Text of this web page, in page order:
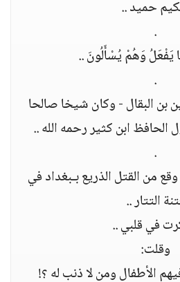
حميد ..
.
يَفْعَلُ وَهُمْ يُسْأَلُونَ ..
.
بن البقال - وكان شيخا صالحا
الحافظ ابن كثير رحمه الله ..
.
من القتل الذريع بـبغداد في
التتار ..
في قلبي ..
وقلت:
الأطفال ومن لا ذنب له ؟!